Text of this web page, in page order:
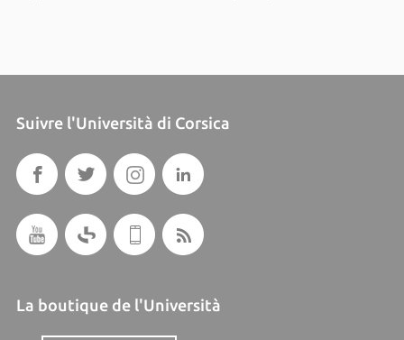
Suivre l'Università di Corsica
La boutique de l'Università